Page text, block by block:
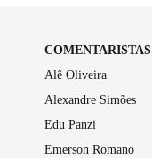
COMENTARISTAS
Alê Oliveira
Alexandre Simões
Edu Panzi
Emerson Romano